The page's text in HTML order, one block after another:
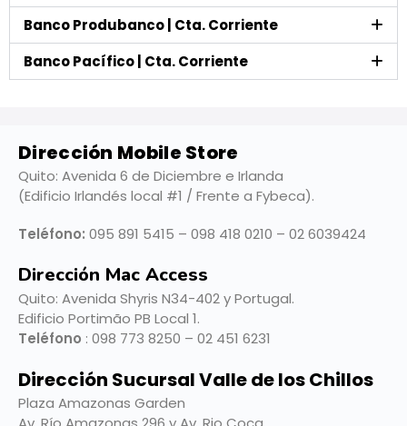
Banco Produbanco | Cta. Corriente
Banco Pacífico | Cta. Corriente
Dirección Mobile Store
Quito: Avenida 6 de Diciembre e Irlanda
(Edificio Irlandés local #1 / Frente a Fybeca).
Teléfono: 095 891 5415 – 098 418 0210 – 02 6039424
Dirección Mac Access
Quito: Avenida Shyris N34-402 y Portugal.
Edificio Portimão PB Local 1.
Teléfono : 098 773 8250 – 02 451 6231
Dirección Sucursal Valle de los Chillos
Plaza Amazonas Garden